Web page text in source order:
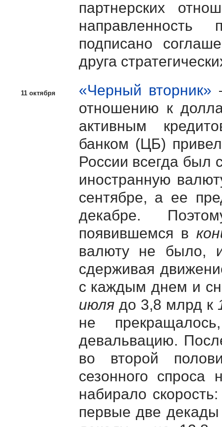
партнерских
подписано
друга
11 октября «Черный вторник»
отношению к
активным
банком (ЦБ)
России всегда был
иностранную
сентябре, а ее
декабре.
появившемся в
валюту не было,
сдерживая
с каждым днем и
июлядо 3,8 млрд к
не
девальвацию.
во второй
сезонного спроса
набирало
первые две